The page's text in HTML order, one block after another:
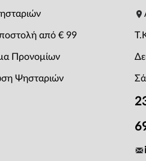
από € 99
Προνομίων
Ψησταριών